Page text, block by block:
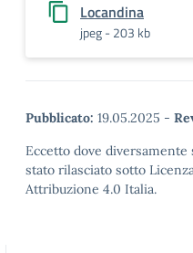
Locandina
jpeg - 203 kb
Pubblicato: 19.05.2025 -
Eccetto dove
stato rilasciato sotto
Attribuzione 4.0 Italia.